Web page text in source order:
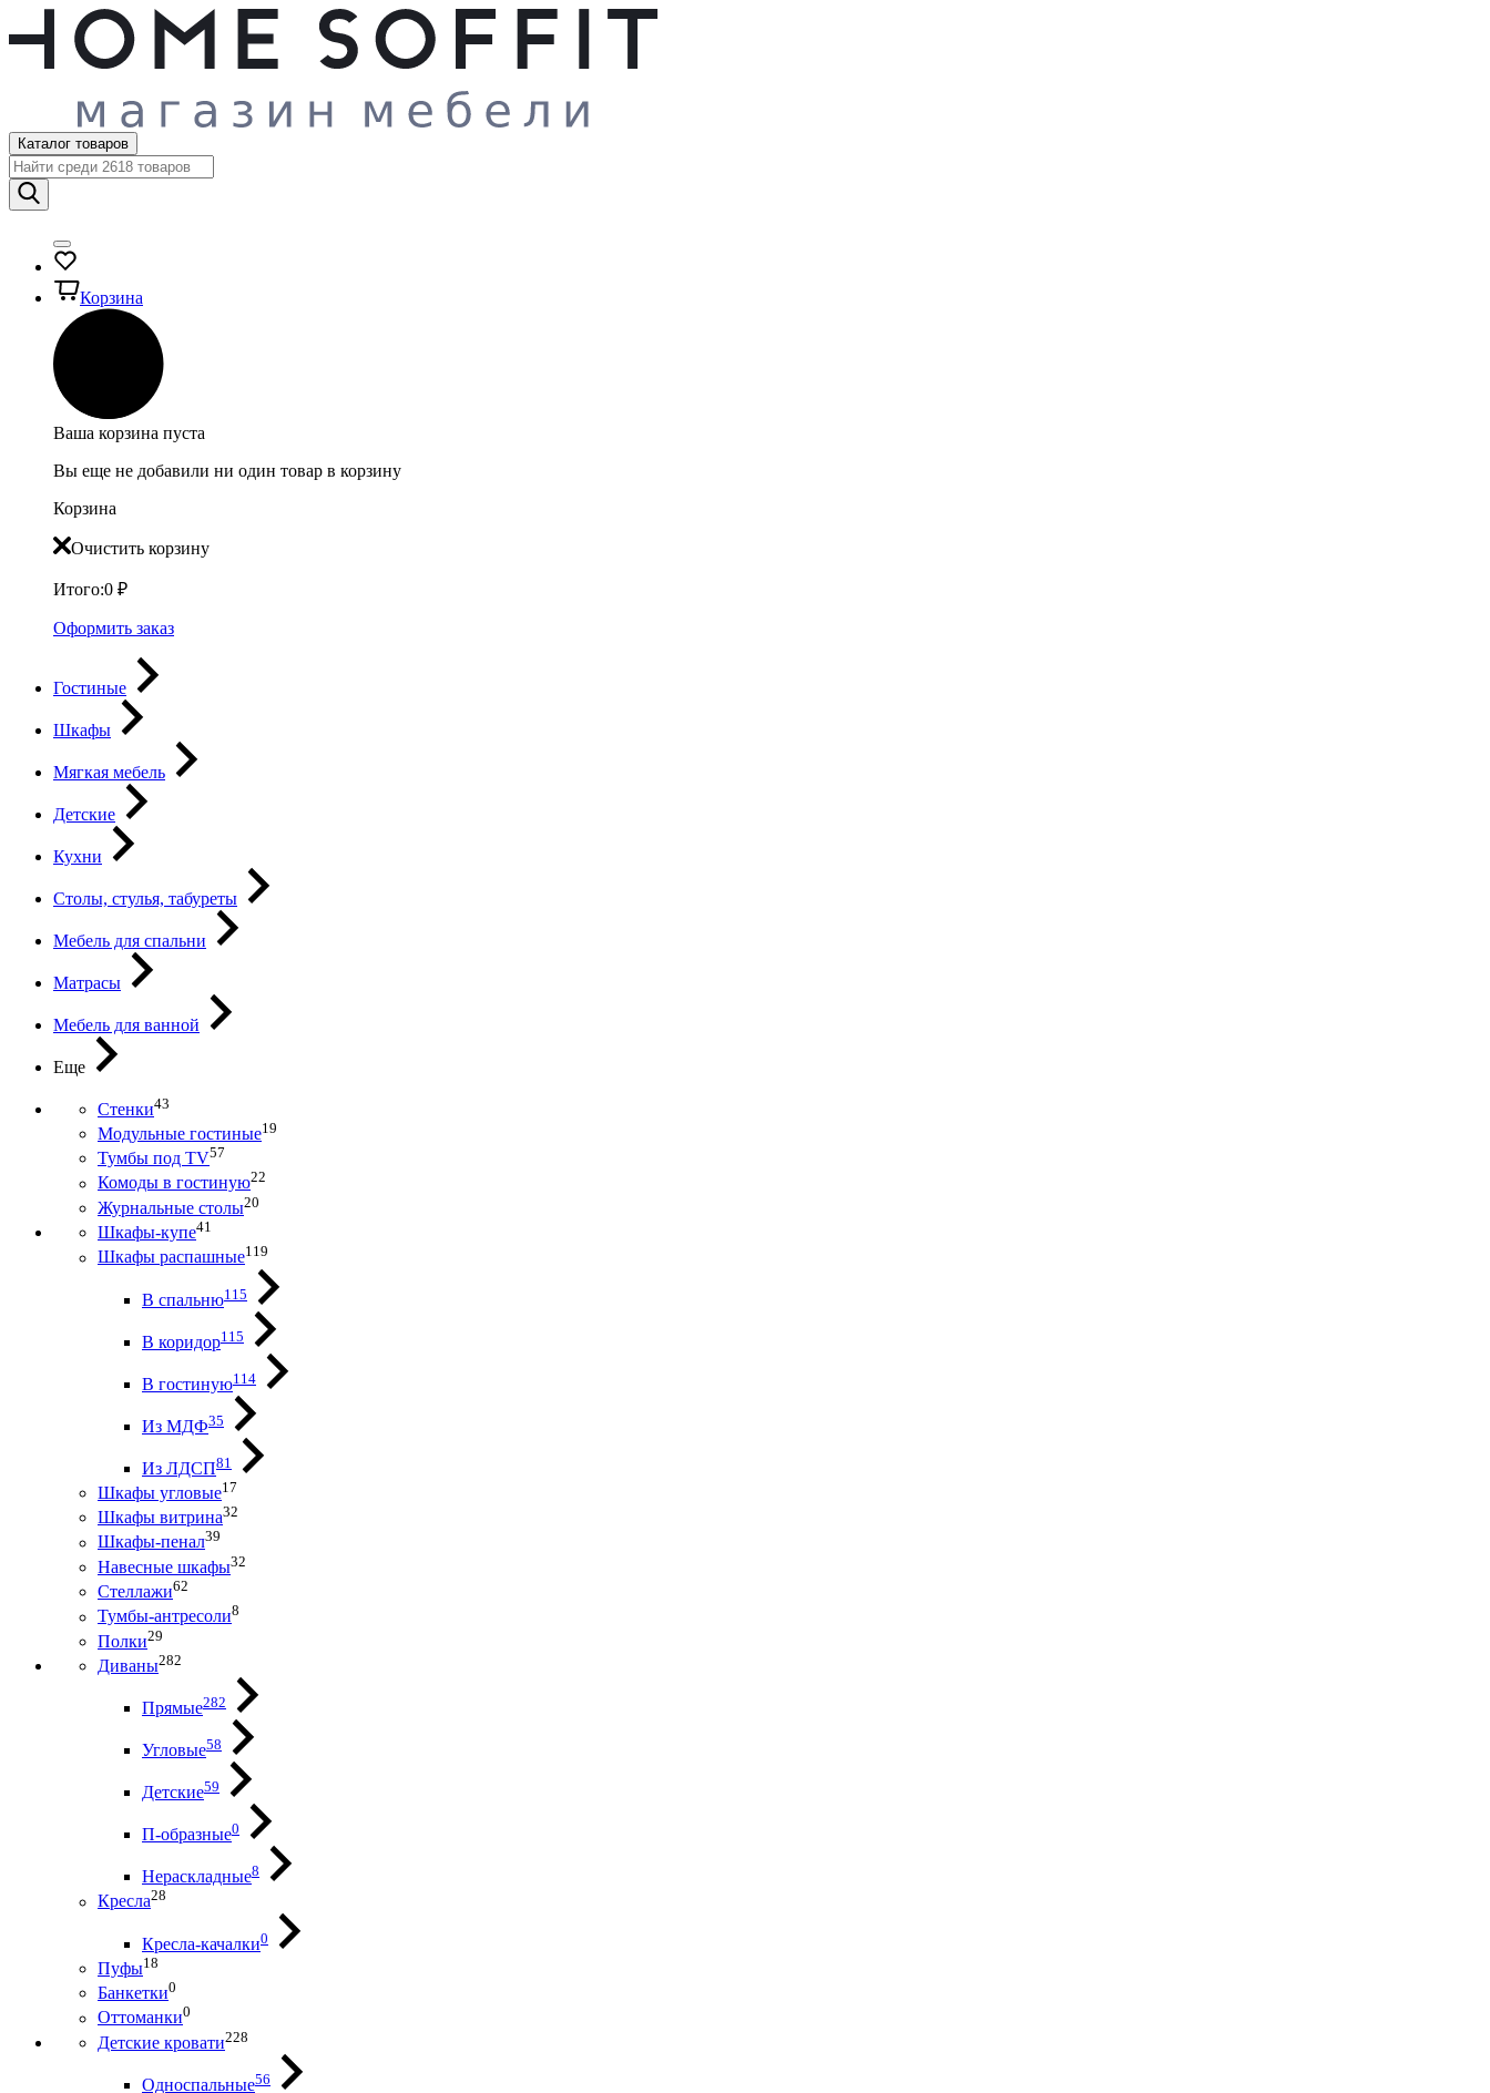
Каталог товаров
Корзина
Ваша корзина пуста
Вы еще не добавили ни один товар в корзину
Корзина
Очистить корзину
Итого:0 ₽
Оформить заказ
Гостиные
Шкафы
Мягкая мебель
Детские
Кухни
Столы, стулья, табуреты
Мебель для спальни
Матрасы
Мебель для ванной
Еще
Стенки43
Модульные гостиные19
Тумбы под ТV57
Комоды в гостиную22
Журнальные столы20
Шкафы-купе41
Шкафы распашные119
В спальню115
В коридор115
В гостиную114
Из МДФ35
Из ЛДСП81
Шкафы угловые17
Шкафы витрина32
Шкафы-пенал39
Навесные шкафы32
Стеллажи62
Тумбы-антресоли8
Полки29
Диваны282
Прямые282
Угловые58
Детские59
П-образные0
Нераскладные8
Кресла28
Кресла-качалки0
Пуфы18
Банкетки0
Оттоманки0
Детские кровати228
Односпальные56